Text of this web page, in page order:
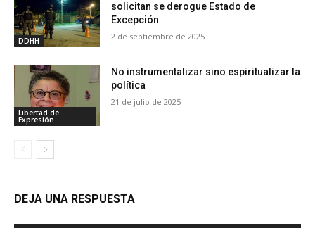
DDHH
solicitan se derogue Estado de
Excepción
2 de septiembre de 2025
Libertad de
Expresión
No instrumentalizar sino espiritualizar la
política
21 de julio de 2025
DEJA UNA RESPUESTA